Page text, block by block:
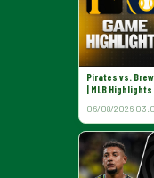
Pirates vs.
| MLB Highlights
06/08/2026